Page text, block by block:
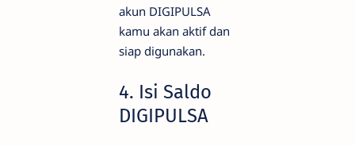
akun DIGIPULSA
kamu akan aktif dan
siap digunakan.
4. Isi Saldo
DIGIPULSA